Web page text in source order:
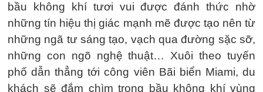
bầu không khí tươi vui được đánh thức nhờ
những tín hiệu thị giác mạnh mẽ được tạo nên từ
những ngã tư sáng tạo, vạch qua đường sặc sỡ,
những con ngõ nghệ thuật… Xuôi theo tuyến
phố dẫn thẳng tới công viên Bãi biển Miami, du
khách sẽ đắm chìm trong bầu không khí vùng